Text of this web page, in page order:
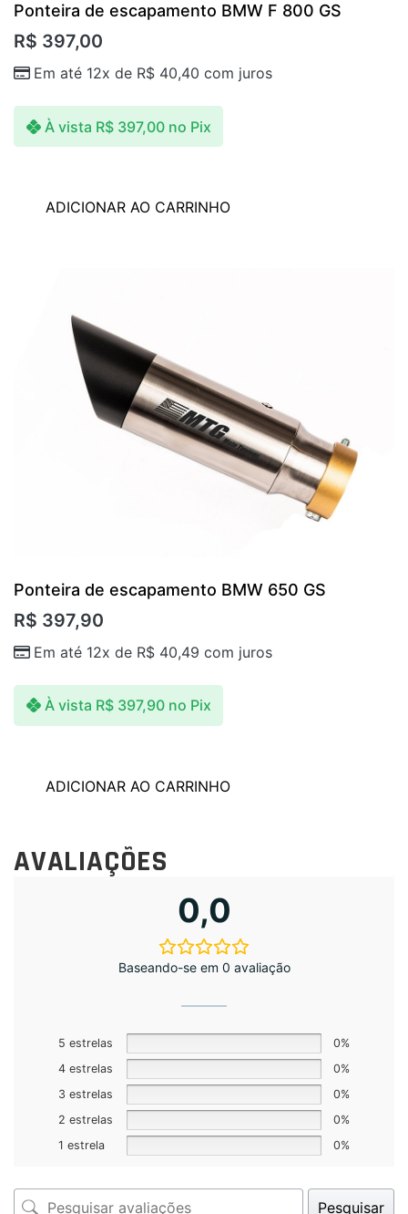
Ponteira de escapamento BMW F 800 GS
R$ 397,00
Em até 12x de R$ 40,40 com juros
À vista R$397,00 no Pix
ADICIONAR AO CARRINHO
Ponteira de escapamento BMW 650 GS
R$ 397,90
Em até 12x de R$ 40,49 com juros
À vista R$397,90 no Pix
ADICIONAR AO CARRINHO
AVALIAÇÕES
0,0
Baseando-se em 0 avaliação
5 estrelas
0%
4 estrelas
0%
3 estrelas
0%
2 estrelas
0%
1 estrela
0%
Pesquisar